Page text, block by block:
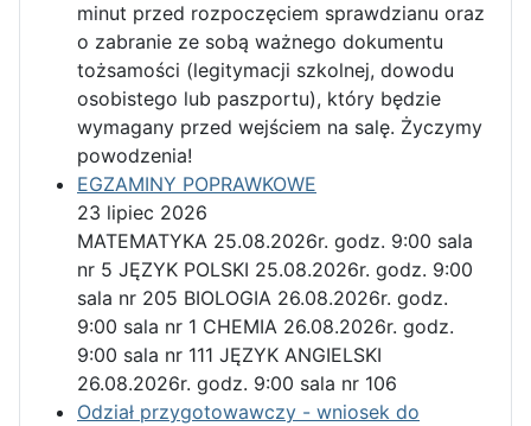
minut przed rozpoczęciem sprawdzianu oraz
o zabranie ze sobą ważnego dokumentu
tożsamości (legitymacji szkolnej, dowodu
osobistego lub paszportu), który będzie
wymagany przed wejściem na salę. Życzymy
powodzenia!
EGZAMINY POPRAWKOWE
23 lipiec 2026
MATEMATYKA 25.08.2026r. godz. 9:00 sala
nr 5 JĘZYK POLSKI 25.08.2026r. godz. 9:00
sala nr 205 BIOLOGIA 26.08.2026r. godz.
9:00 sala nr 1 CHEMIA 26.08.2026r. godz.
9:00 sala nr 111 JĘZYK ANGIELSKI
26.08.2026r. godz. 9:00 sala nr 106
Odział przygotowawczy - wniosek do